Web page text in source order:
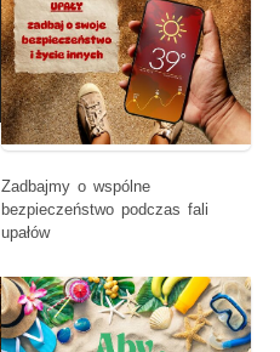
Zadbajmy o wspólne
bezpieczeństwo podczas fali
upałów